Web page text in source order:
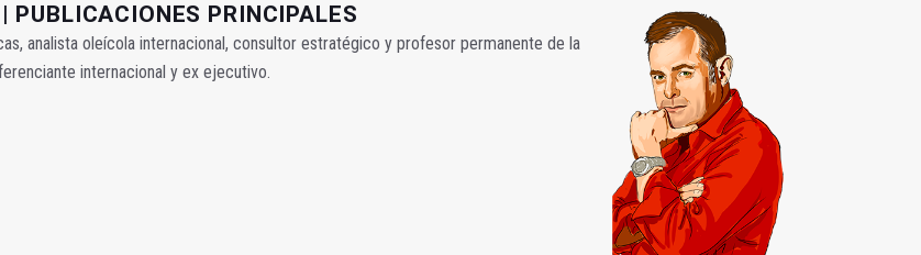
PUBLICACIONES PRINCIPALES
analista oleícola internacional, consultor estratégico y profesor permanente de la
internacional y ex ejecutivo.